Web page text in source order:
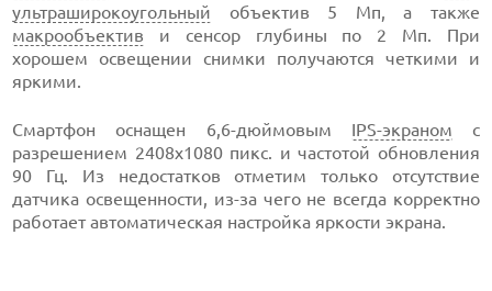
ультраширокоугольный объектив 5 Мп, а также
макрообъектив и сенсор глубины по 2 Мп. При
хорошем освещении снимки получаются четкими и
яркими.
Смартфон оснащен 6,6-дюймовым IPS-экраном с
разрешением 2408х1080 пикс. и частотой обновления
90 Гц. Из недостатков отметим только отсутствие
датчика освещенности, из-за чего не всегда корректно
работает автоматическая настройка яркости экрана.